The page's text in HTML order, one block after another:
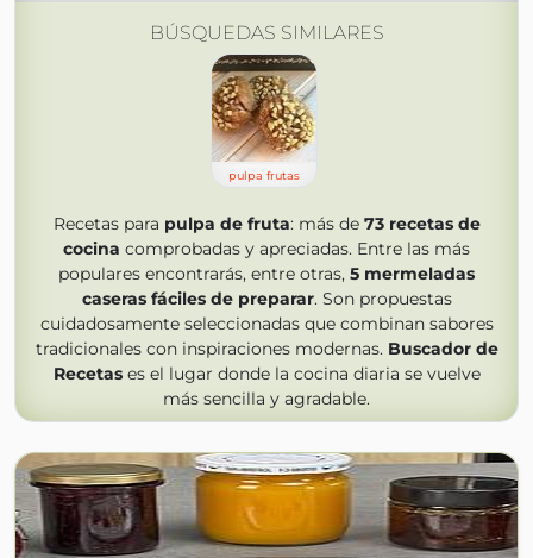
BÚSQUEDAS SIMILARES
pulpa frutas
Recetas para pulpa de fruta: más de 73 recetas de
cocina comprobadas y apreciadas. Entre las más
populares encontrarás, entre otras, 5 mermeladas
caseras fáciles de preparar. Son propuestas
cuidadosamente seleccionadas que combinan sabores
tradicionales con inspiraciones modernas. Buscador de
Recetases el lugar donde la cocina diaria se vuelve
más sencilla y agradable.